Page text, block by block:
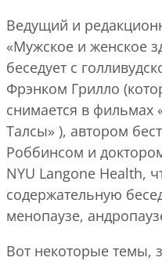
Ведущий и
«Мужское и женское
беседует с
Фрэнком Грилло
снимается в фильмах
Талсы» ), автором
Роббинсом и
NYU Langone Health,
содержательную
менопаузе,
Вот некоторые темы,